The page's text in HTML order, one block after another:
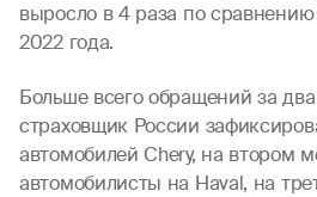
выросло в 4 раза по
2022 года.
Больше всего обращений за
страховщик России
автомобилей Chery, на втором
автомобилисты на Haval, на